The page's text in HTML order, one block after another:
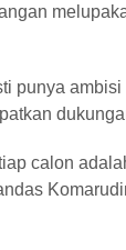
punya
calon